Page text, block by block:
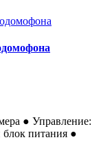
● Управление:
питания ●